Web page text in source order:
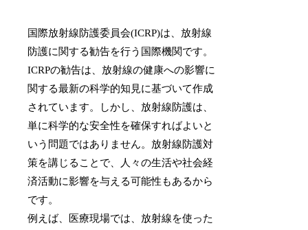
国際放射線防護委員会(ICRP)は、放射線
防護に関する勧告を行う国際機関です。
ICRPの勧告は、放射線の健康への影響に
関する最新の科学的知見に基づいて作成
されています。しかし、放射線防護は、
単に科学的な安全性を確保すればよいと
いう問題ではありません。放射線防護対
策を講じることで、人々の生活や社会経
済活動に影響を与える可能性もあるから
です。
例えば、医療現場では、放射線を使った